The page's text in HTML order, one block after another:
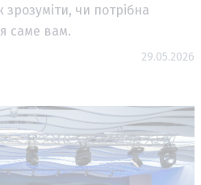
зрозуміти, чи потрібна
саме вам.
29.05.2026